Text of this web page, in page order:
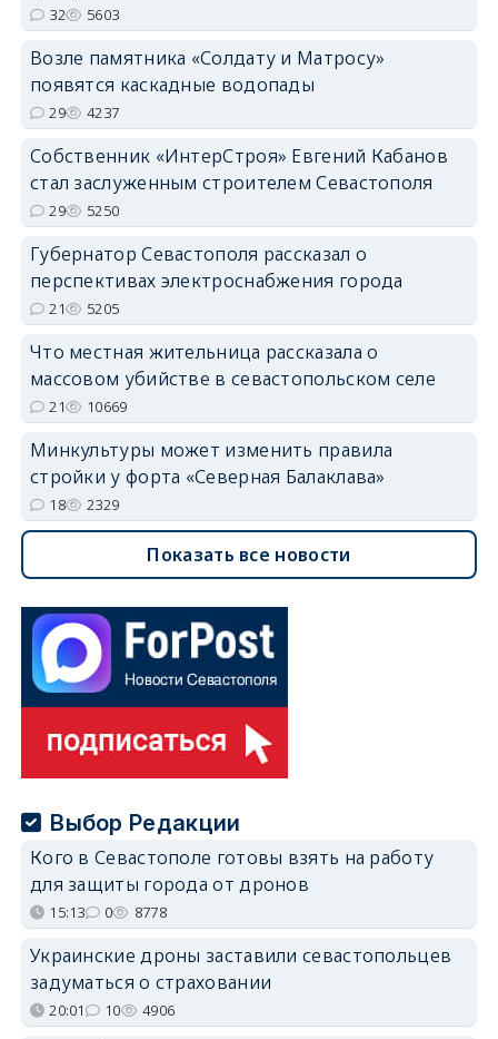
32 5603
Возле памятника «Солдату и Матросу»
появятся каскадные водопады
29 4237
Собственник «ИнтерСтроя» Евгений Кабанов
стал заслуженным строителем Севастополя
29 5250
Губернатор Севастополя рассказал о
перспективах электроснабжения города
21 5205
Что местная жительница рассказала о
массовом убийстве в севастопольском селе
21 10669
Минкультуры может изменить правила
стройки у форта «Северная Балаклава»
18 2329
Показать все новости
Выбор Редакции
Кого в Севастополе готовы взять на работу
для защиты города от дронов
15:13 0 8778
Украинские дроны заставили севастопольцев
задуматься о страховании
20:01 10 4906